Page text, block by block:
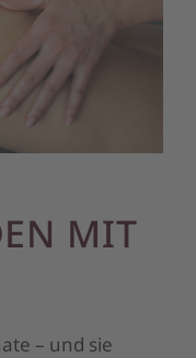
MIT
– und sie